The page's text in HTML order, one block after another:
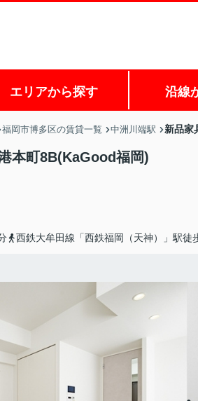
エリアから探す 沿線
福岡市博多区の賃貸一覧 中洲川端駅 新品家
本町8B(KaGood福岡)
西鉄大牟田線「西鉄福岡（天神）」駅徒